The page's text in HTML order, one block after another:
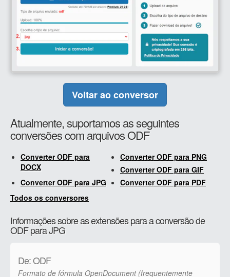
Voltar ao conversor
Atualmente, suportamos as seguintes
conversões com arquivos ODF
Converter ODF para
DOCX
Converter ODF para PNG
Converter ODF para GIF
Converter ODF para JPG
Converter ODF para PDF
Todos os conversores
Informações sobre as extensões para a conversão de
ODF para JPG
De: ODF
Formato de fórmula OpenDocument (frequentemente